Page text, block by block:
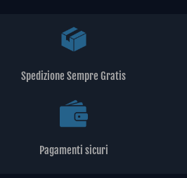
Spedizione Sempre Gratis
Pagamenti sicuri